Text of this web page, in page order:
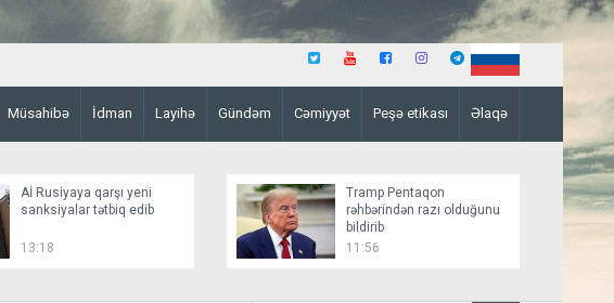
Müsahibə İdman Layihə Gündəm Cəmiyyət Peşə etikası Əlaqə
Aİ Rusiyaya qarşı yeni
sanksiyalar tətbiq edib
13:18
Tramp Pentaqon
rəhbərindən razı olduğunu
bildirib
11:56